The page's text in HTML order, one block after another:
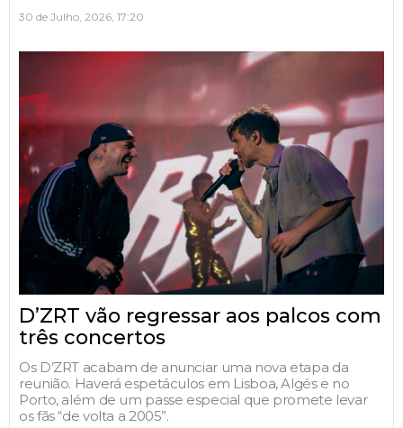
30 de Julho, 2026, 17:20
D’ZRT vão regressar aos palcos com
três concertos
Os D’ZRT acabam de anunciar uma nova etapa da
reunião. Haverá espetáculos em Lisboa, Algés e no
Porto, além de um passe especial que promete levar
os fãs “de volta a 2005”.